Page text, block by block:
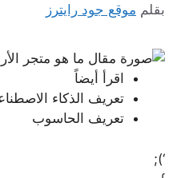
بقلم موقع جود رايترز
اقرأ أيضاً
تعريف الذكاء
تعريف الحاسوب
‘);